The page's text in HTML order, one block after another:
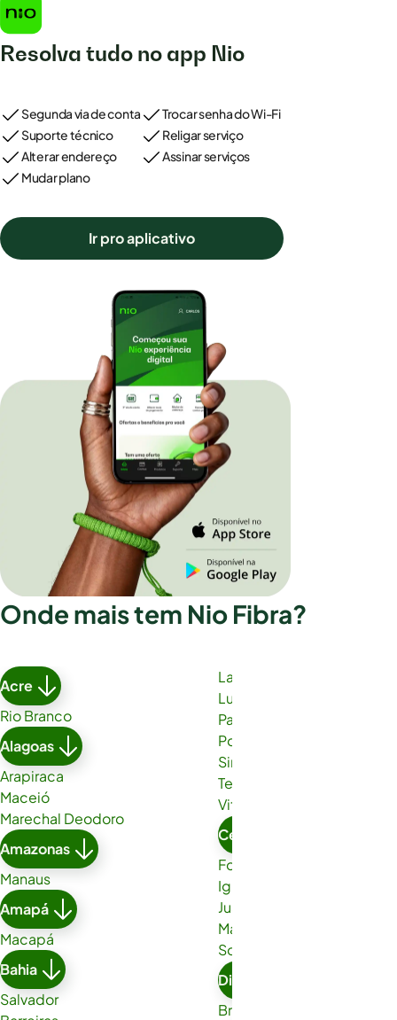
Resolva tudo no app Nio
Segunda via de conta
Suporte técnico
Alterar endereço
Mudar plano
Trocar senha do Wi-Fi
Religar serviço
Assinar serviços
Ir pro aplicativo
Onde mais tem Nio Fibra?
Acre
Rio Branco
Alagoas
Arapiraca
Maceió
Marechal Deodoro
Amazonas
Manaus
Amapá
Macapá
Bahia
Salvador
Lauro de Freitas
Luís Eduardo Magalhães
Paulo Afonso
Porto Seguro
Simões Filho
Teixeira de Freitas
Vitória da Conquista
Ceará
Fortaleza
Iguatu
Juazeiro do Norte
Maracanaú
Sobral
Distrito Federal
Brasília